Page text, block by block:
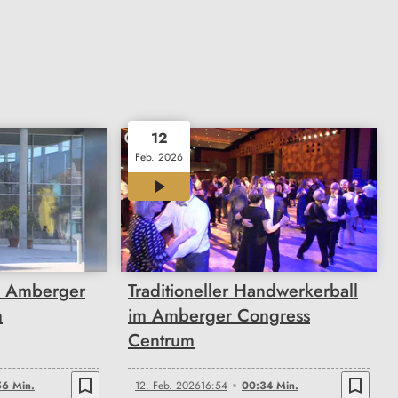
Min. bookmark_border
12
Feb. 2026
00:34
Traditioneller Handwerkerball
im Amberger Congress
Centrum
12. Feb. 202616:54 00:34 Min. bookmark_border